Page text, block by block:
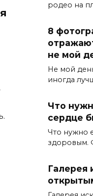
родео на
8
не мой
Не мой
иногда
Что
сердце
Что нужно
здоровым.
Галерея